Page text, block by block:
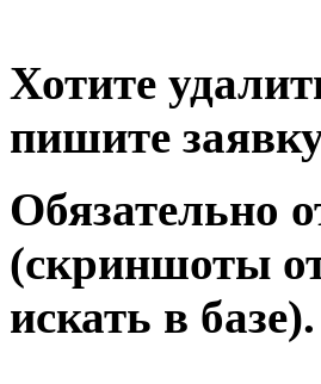
Хотите
пишите
Обязательно
(скриншоты
искать в базе).